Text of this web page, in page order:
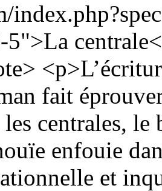
5">La
fait
centrales,
enfouie
et